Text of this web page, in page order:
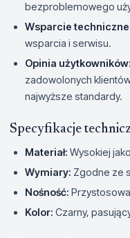
bezproblemowego
Wsparcie
wsparcia i serwisu.
Opinia użytkowników:
zadowolonych
najwyższe standardy.
Specyfikacje
Materiał: Wysokiej
Wymiary: Zgodne ze
Nośność:
Kolor: Czarny,